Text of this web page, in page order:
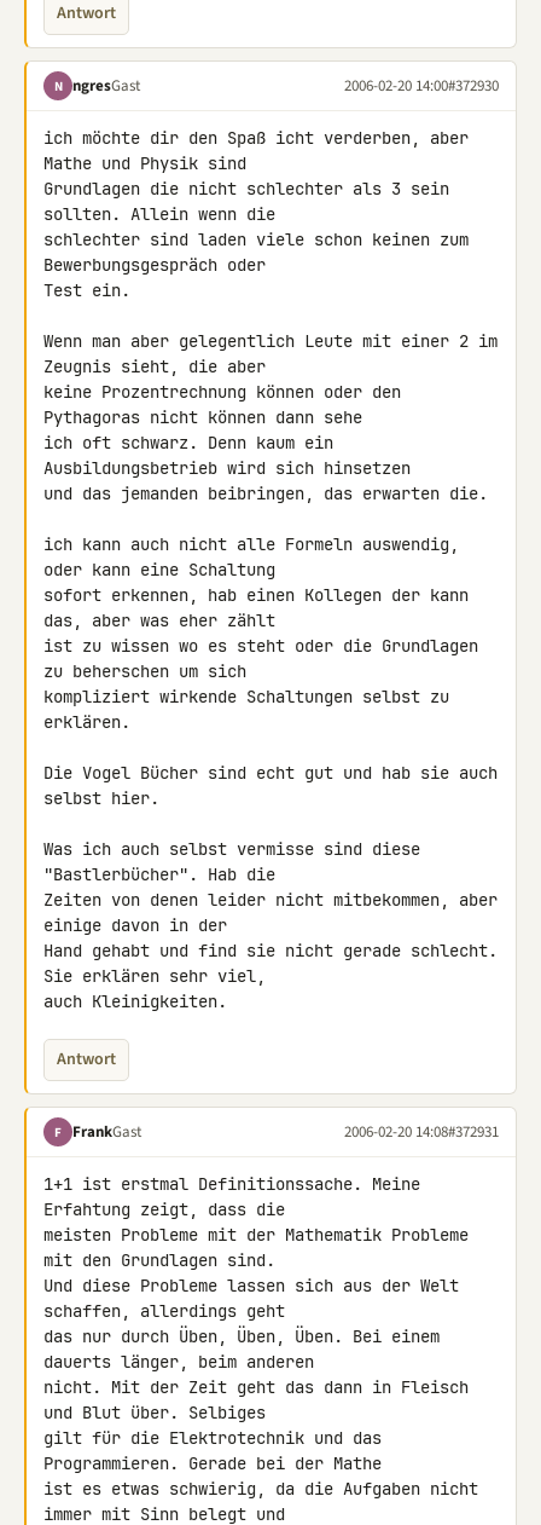
Antwort
N ngresGast 2006-02-20 14:00#372930
ich möchte dir den Spaß icht verderben, aber
Mathe und Physik sind
Grundlagen die nicht schlechter als 3 sein
sollten. Allein wenn die
schlechter sind laden viele schon keinen zum
Bewerbungsgespräch oder
Test ein.
Wenn man aber gelegentlich Leute mit einer 2 im
Zeugnis sieht, die aber
keine Prozentrechnung können oder den
Pythagoras nicht können dann sehe
ich oft schwarz. Denn kaum ein
Ausbildungsbetrieb wird sich hinsetzen
und das jemanden beibringen, das erwarten die.
ich kann auch nicht alle Formeln auswendig,
oder kann eine Schaltung
sofort erkennen, hab einen Kollegen der kann
das, aber was eher zählt
ist zu wissen wo es steht oder die Grundlagen
zu beherschen um sich
kompliziert wirkende Schaltungen selbst zu
erklären.
Die Vogel Bücher sind echt gut und hab sie auch
selbst hier.
Was ich auch selbst vermisse sind diese
"Bastlerbücher". Hab die
Zeiten von denen leider nicht mitbekommen, aber
einige davon in der
Hand gehabt und find sie nicht gerade schlecht.
Sie erklären sehr viel,
auch Kleinigkeiten.
Antwort
F FrankGast 2006-02-20 14:08#372931
1+1 ist erstmal Definitionssache. Meine
Erfahtung zeigt, dass die
meisten Probleme mit der Mathematik Probleme
mit den Grundlagen sind.
Und diese Probleme lassen sich aus der Welt
schaffen, allerdings geht
das nur durch Üben, Üben, Üben. Bei einem
dauerts länger, beim anderen
nicht. Mit der Zeit geht das dann in Fleisch
und Blut über. Selbiges
gilt für die Elektrotechnik und das
Programmieren. Gerade bei der Mathe
ist es etwas schwierig, da die Aufgaben nicht
immer mit Sinn belegt und